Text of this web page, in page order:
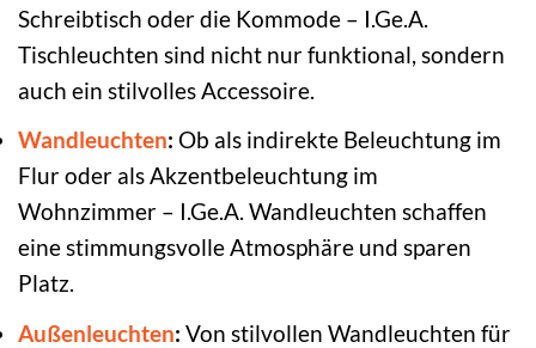
Schreibtisch oder die Kommode – I.Ge.A.
Tischleuchten sind nicht nur funktional, sondern
auch ein stilvolles Accessoire.
Wandleuchten: Ob als indirekte Beleuchtung im
Flur oder als Akzentbeleuchtung im
Wohnzimmer – I.Ge.A. Wandleuchten schaffen
eine stimmungsvolle Atmosphäre und sparen
Platz.
Außenleuchten: Von stilvollen Wandleuchten für